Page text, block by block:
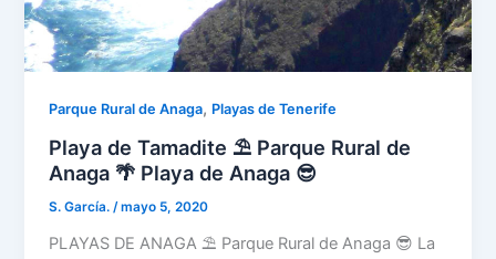
Parque Rural de Anaga, Playas de Tenerife
Playa de Tamadite ⛱️ Parque Rural de
Anaga 🌴 Playa de Anaga 😎
S. García./mayo 5, 2020
PLAYAS DE ANAGA ⛱️ Parque Rural de Anaga 😎 La